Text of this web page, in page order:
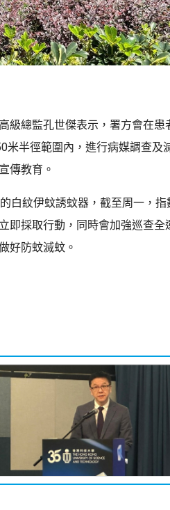
級總監孔世傑表示，署方會在患
米半徑範圍內，進行病媒調查及
傳教育。
白紋伊蚊誘蚊器，截至周一，指
即採取行動，同時會加強巡查全
好防蚊滅蚊。